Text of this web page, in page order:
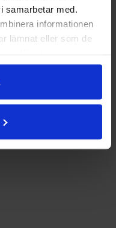
samarbetar med.
informationen
lämnat eller som de
se till att göra det
eller
dig fixa de